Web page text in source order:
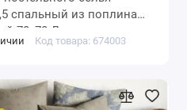
70х70 Динозавры
Код товара: 674003